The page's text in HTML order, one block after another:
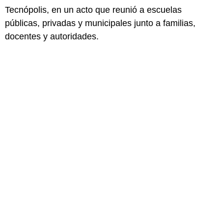
Tecnópolis, en un acto que reunió a escuelas
públicas, privadas y municipales junto a familias,
docentes y autoridades.